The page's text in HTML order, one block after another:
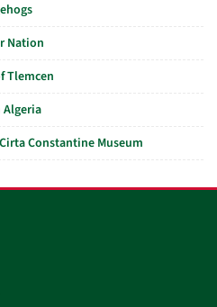
Nation
Tlemcen
Algeria
Constantine Museum